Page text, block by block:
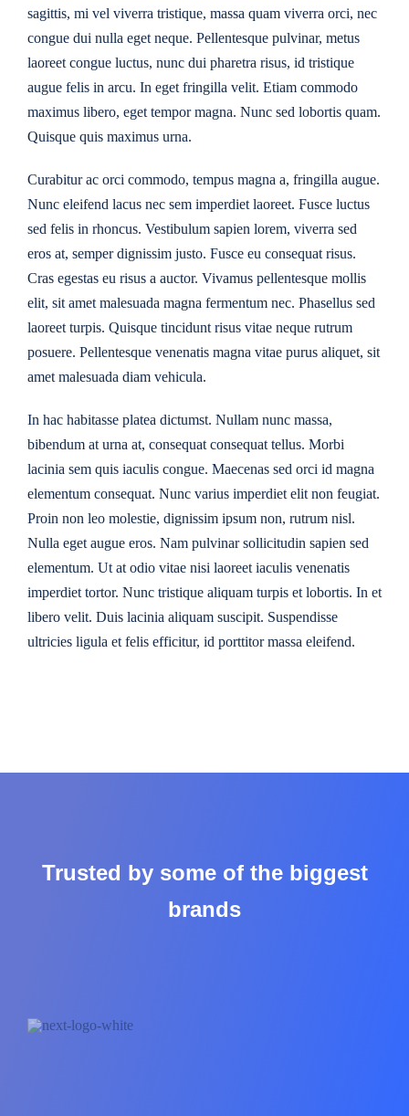
sagittis, mi vel viverra tristique, massa quam viverra orci, nec
congue dui nulla eget neque. Pellentesque pulvinar, metus
laoreet congue luctus, nunc dui pharetra risus, id tristique
augue felis in arcu. In eget fringilla velit. Etiam commodo
maximus libero, eget tempor magna. Nunc sed lobortis quam.
Quisque quis maximus urna.
Curabitur ac orci commodo, tempus magna a, fringilla augue.
Nunc eleifend lacus nec sem imperdiet laoreet. Fusce luctus
sed felis in rhoncus. Vestibulum sapien lorem, viverra sed
eros at, semper dignissim justo. Fusce eu consequat risus.
Cras egestas eu risus a auctor. Vivamus pellentesque mollis
elit, sit amet malesuada magna fermentum nec. Phasellus sed
laoreet turpis. Quisque tincidunt risus vitae neque rutrum
posuere. Pellentesque venenatis magna vitae purus aliquet, sit
amet malesuada diam vehicula.
In hac habitasse platea dictumst. Nullam nunc massa,
bibendum at urna at, consequat consequat tellus. Morbi
lacinia sem quis iaculis congue. Maecenas sed orci id magna
elementum consequat. Nunc varius imperdiet elit non feugiat.
Proin non leo molestie, dignissim ipsum non, rutrum nisl.
Nulla eget augue eros. Nam pulvinar sollicitudin sapien sed
elementum. Ut at odio vitae nisi laoreet iaculis venenatis
imperdiet tortor. Nunc tristique aliquam turpis et lobortis. In et
libero velit. Duis lacinia aliquam suscipit. Suspendisse
ultricies ligula et felis efficitur, id porttitor massa eleifend.
Trusted by some of the biggest
brands